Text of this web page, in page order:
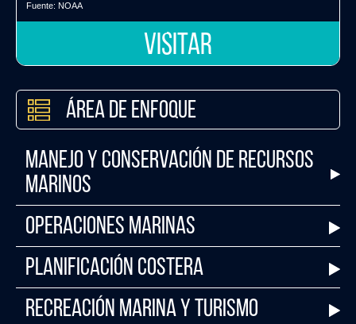
Fuente: NOAA
VISITAR
Área de Enfoque
Manejo y Conservación de Recursos
Marinos
Operaciones Marinas
Planificación Costera
Recreación Marina y Turismo